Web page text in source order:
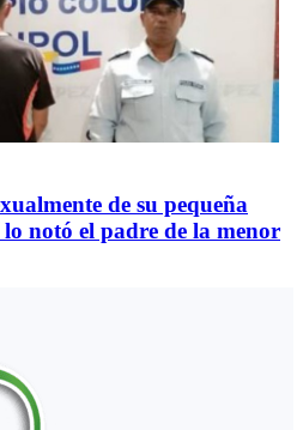
de su pequeña
notó el padre de la menor